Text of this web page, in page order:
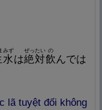
水
みず
は絶
rẽ
対
ぜったい
飲
の
んでは
lã tuyệt đối không